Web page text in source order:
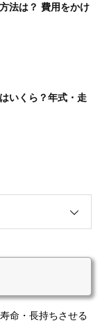
法は？ 費用をかけ
いくら？年式・走
命・長持ちさせる